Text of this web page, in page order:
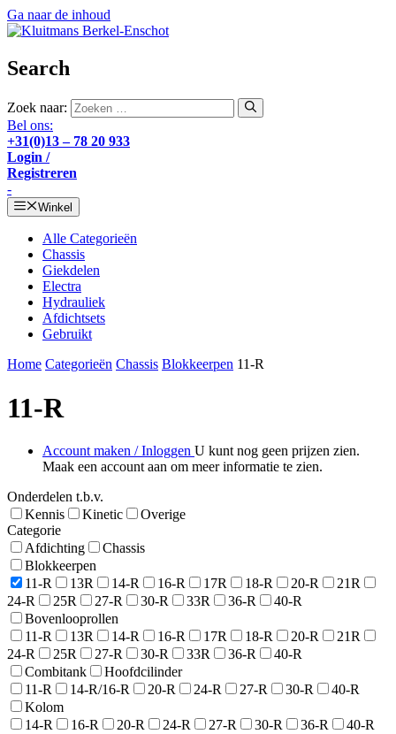
Ga naar de inhoud
Search
Zoek naar:
Bel ons:
+31(0)13 – 78 20 933
Login /
Registreren
-
Winkel
Alle Categorieën
Chassis
Giekdelen
Electra
Hydrauliek
Afdichtsets
Gebruikt
Home Categorieën Chassis Blokkeerpen 11-R
11-R
Account maken / Inloggen U kunt nog geen prijzen zien.
Maak een account aan om meer informatie te zien.
Onderdelen t.b.v.
Kennis
Kinetic
Overige
Categorie
Afdichting
Chassis
Blokkeerpen
11-R
13R 14-R 16-R 17R 18-R 20-R
21R
24-R
25R 27-R 30-R 33R 36-R
40-R
Bovenlooprollen
11-R
13R 14-R 16-R 17R 18-R 20-R
21R
24-R
25R 27-R 30-R 33R 36-R
40-R
Combitank
Hoofdcilinder
11-R
14-R/16-R 20-R 24-R 27-R 30-R
40-R
Kolom
14-R
16-R 20-R 24-R 27-R 30-R 36-R
40-R